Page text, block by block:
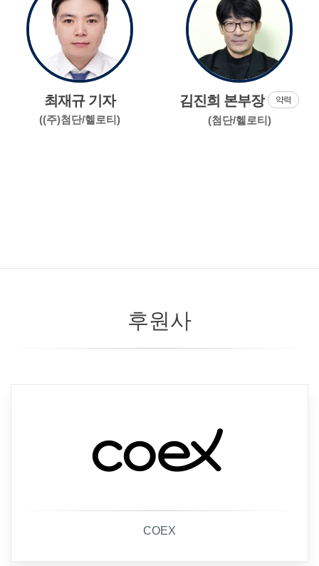
최재규 기자
((주)첨단/헬로티)
김진희 본부장 약력
(첨단/헬로티)
후원사
COEX